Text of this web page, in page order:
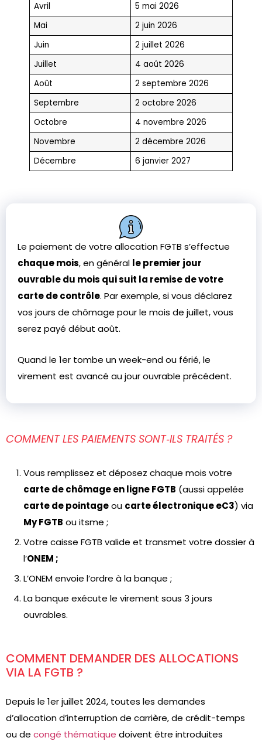
Avril
5 mai 2026
Mai
2 juin 2026
Juin
2 juillet 2026
Juillet
4 août 2026
Août
2 septembre 2026
Septembre
2 octobre 2026
Octobre
4 novembre 2026
Novembre
2 décembre 2026
Décembre
6 janvier 2027
Le paiement de votre allocation FGTB s’effectue
chaque mois, en général le premier jour
ouvrable du mois qui suit la remise de votre
carte de contrôle. Par exemple, si vous déclarez
vos jours de chômage pour le mois de juillet, vous
serez payé début août.
Quand le 1er tombe un week-end ou férié, le
virement est avancé au jour ouvrable précédent.
COMMENT LES PAIEMENTS SONT‑ILS TRAITÉS ?
Vous remplissez et déposez chaque mois votre
carte de chômage en ligne FGTB (aussi appelée
carte de pointageou carte électronique eC3) via
My FGTB ou itsme ;
Votre caisse FGTB valide et transmet votre dossier à
l’ONEM ;
L’ONEM envoie l’ordre à la banque ;
La banque exécute le virement sous 3 jours
ouvrables.
COMMENT DEMANDER DES ALLOCATIONS
VIA LA FGTB ?
Depuis le 1er juillet 2024, toutes les demandes
d’allocation d’interruption de carrière, de crédit-temps
ou de congé thématique doivent être introduites